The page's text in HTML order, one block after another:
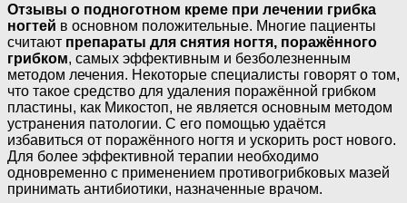
Отзывы о подноготном креме при лечении грибка
ногтей в основном положительные. Многие пациенты
считают препараты для снятия ногтя, поражённого
грибком, самых эффективным и безболезненным
методом лечения. Некоторые специалисты говорят о том,
что такое средство для удаления поражённой грибком
пластины, как Микостоп, не является основным методом
устранения патологии. С его помощью удаётся
избавиться от поражённого ногтя и ускорить рост нового.
Для более эффективной терапии необходимо
одновременно с применением противогрибковых мазей
принимать антибиотики, назначенные врачом.